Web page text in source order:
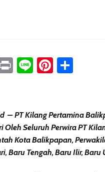
PrintLinePinterest
PT Kilang Pertamina
Seluruh Perwira PT
Kota Balikpapan,
Baru Tengah, Baru Ilir,